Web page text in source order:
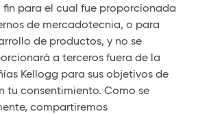
para el cual fue proporcionada
de mercadotecnia, o para
de productos, y no se
a terceros fuera de la
Kellogg para sus objetivos de
tu consentimiento. Como se
compartiremos